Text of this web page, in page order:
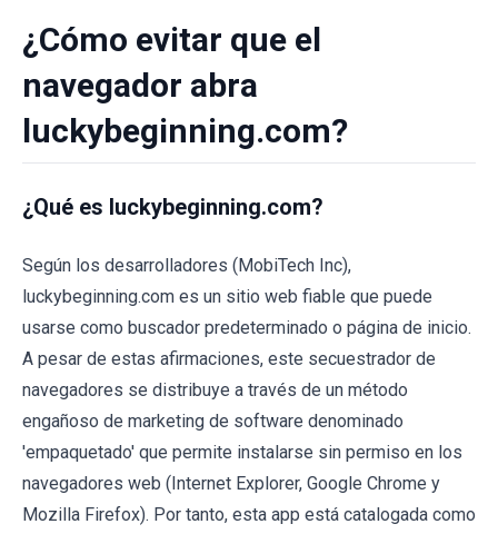
¿Cómo evitar que el
navegador abra
luckybeginning.com?
¿Qué es luckybeginning.com?
Según los desarrolladores (MobiTech Inc),
luckybeginning.com es un sitio web fiable que puede
usarse como buscador predeterminado o página de inicio.
A pesar de estas afirmaciones, este secuestrador de
navegadores se distribuye a través de un método
engañoso de marketing de software denominado
'empaquetado' que permite instalarse sin permiso en los
navegadores web (Internet Explorer, Google Chrome y
Mozilla Firefox). Por tanto, esta app está catalogada como